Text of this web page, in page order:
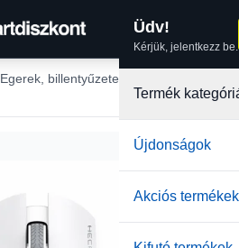
Üdv!
Kérjük, jelentkezz be.
Termék
Újdonságok
Akciós termékek
Egerek, billentyűzetek